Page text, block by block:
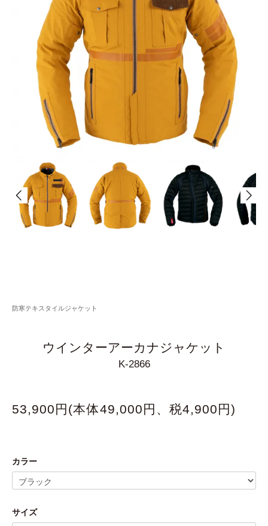
防寒テキスタイルジャケット
ウインターアーカナジャケット
K-2866
53,900円(本体49,000円、税4,900円)
カラー
サイズ